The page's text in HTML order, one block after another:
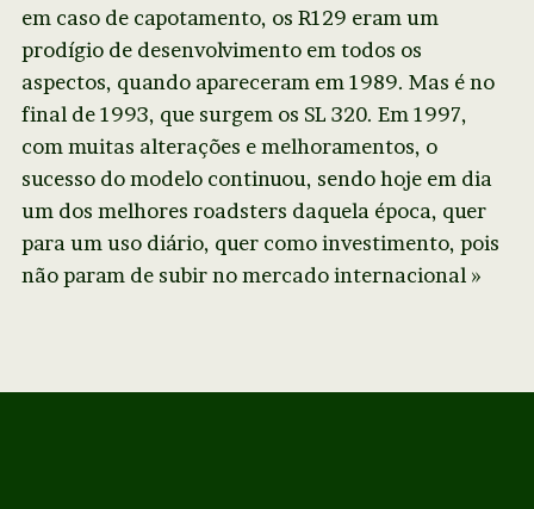
em caso de capotamento, os R129 eram um
prodígio de desenvolvimento em todos os
aspectos, quando apareceram em 1989. Mas é no
final de 1993, que surgem os SL 320. Em 1997,
com muitas alterações e melhoramentos, o
sucesso do modelo continuou, sendo hoje em dia
um dos melhores roadsters daquela época, quer
para um uso diário, quer como investimento, pois
não param de subir no mercado internacional »